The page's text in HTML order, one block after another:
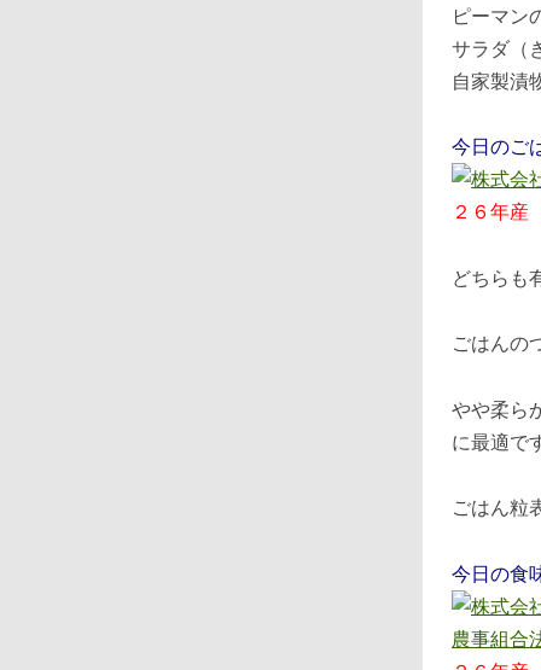
ピーマン
サラダ
自家製漬
今日のご
２６年
どちらも
ごはんの
やや柔ら
に最適で
ごはん粒
今日の食